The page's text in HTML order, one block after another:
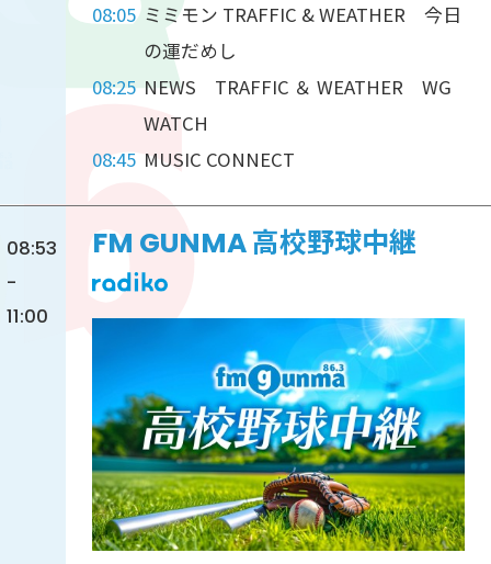
08:05 ミミモン TRAFFIC & WEATHER 今日
の運だめし
08:25 NEWS TRAFFIC ＆ WEATHER WG
WATCH
08:45 MUSIC CONNECT
08:53
-
11:00
FM GUNMA 高校野球中継